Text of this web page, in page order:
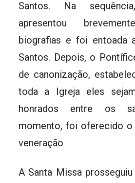
Santos. Na
apresentou
biografias e foi entoada
Santos. Depois, o
de canonização,
toda a Igreja eles
honrados entre os
momento, foi oferecido o
veneração
A Santa Missa